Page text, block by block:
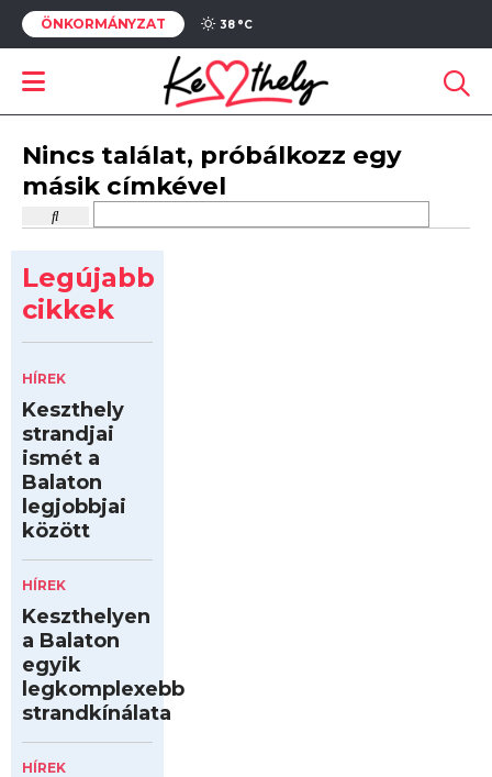
ÖNKORMÁNYZAT 38 °C
Nincs találat, próbálkozz egy
másik címkével
Legújabb
cikkek
HÍREK
Keszthely
strandjai
ismét a
Balaton
legjobbjai
között
HÍREK
Keszthelyen
a Balaton
egyik
legkomplexebb
strandkínálata
HÍREK